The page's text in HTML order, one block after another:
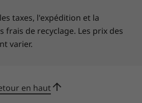
selon la région/le modèle et la
digitales
taxes, l'expédition et la
frais de recyclage. Les prix des
varier.
en haut